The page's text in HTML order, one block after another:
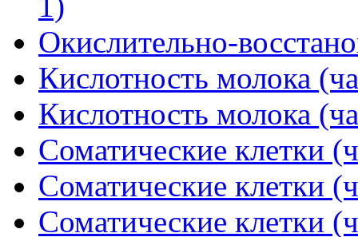
Окислительно-
Кислотность молока
Кислотность молока
Соматические клетки
Соматические клетки
Соматические клетки